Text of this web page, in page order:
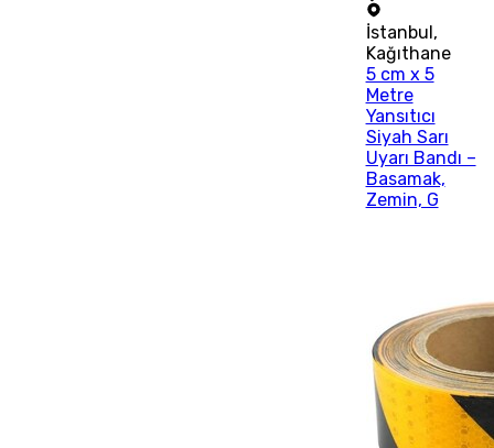
İstanbul,
Kağıthane
5 cm x 5
Metre
Yansıtıcı
Siyah Sarı
Uyarı Bandı –
Basamak,
Zemin, G